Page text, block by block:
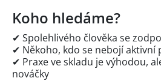
Koho hledáme?
✔ Spolehlivého člověka se
✔ Někoho, kdo se nebojí aktivní
✔ Praxe ve skladu je výhodou,
nováčky